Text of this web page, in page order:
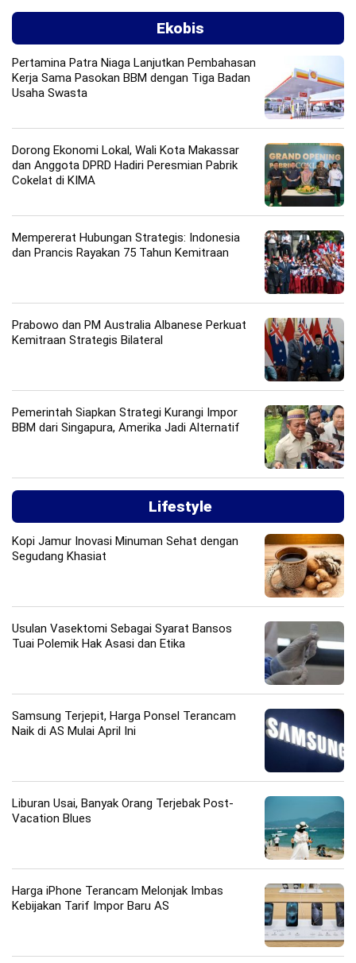
Ekobis
Pertamina Patra Niaga Lanjutkan Pembahasan
Kerja Sama Pasokan BBM dengan Tiga Badan
Usaha Swasta
Dorong Ekonomi Lokal, Wali Kota Makassar
dan Anggota DPRD Hadiri Peresmian Pabrik
Cokelat di KIMA
Mempererat Hubungan Strategis: Indonesia
dan Prancis Rayakan 75 Tahun Kemitraan
Prabowo dan PM Australia Albanese Perkuat
Kemitraan Strategis Bilateral
Pemerintah Siapkan Strategi Kurangi Impor
BBM dari Singapura, Amerika Jadi Alternatif
Lifestyle
Kopi Jamur Inovasi Minuman Sehat dengan
Segudang Khasiat
Usulan Vasektomi Sebagai Syarat Bansos
Tuai Polemik Hak Asasi dan Etika
Samsung Terjepit, Harga Ponsel Terancam
Naik di AS Mulai April Ini
Liburan Usai, Banyak Orang Terjebak Post-
Vacation Blues
Harga iPhone Terancam Melonjak Imbas
Kebijakan Tarif Impor Baru AS